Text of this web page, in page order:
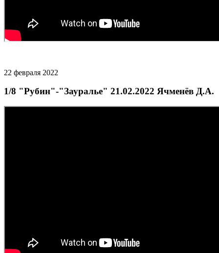
22 февраля 2022
1/8 "Рубин"-"Зауралье" 21.02.2022 Ячменёв Д.А.